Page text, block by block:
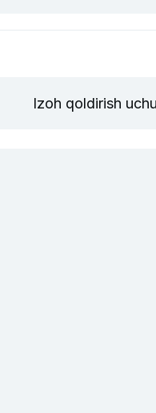
Izoh qoldirish